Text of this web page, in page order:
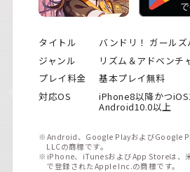
タイトル
バンドリ！ ガールズ
ジャンル
リズム＆アドベンチ
プレイ料金
基本プレイ無料
対応OS
iPhone8以降かつ
Android10.0以上
※Android、Google PlayおよびGoogle
LLCの商標です。
※iPhone、iTunesおよびApp Storeは、
で登録されたApple Inc.の商標です。